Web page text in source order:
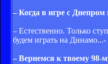
– Когда в игре с Днепром
– Естественно. Только
будем играть на Динамо...-
– Вернемся к твоему 98-